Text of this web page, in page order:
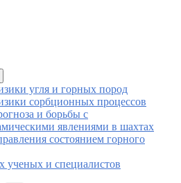
угля и горных пород
сорбционных процессов
и борьбы с
явлениями в шахтах
состоянием горного
ученых и специалистов